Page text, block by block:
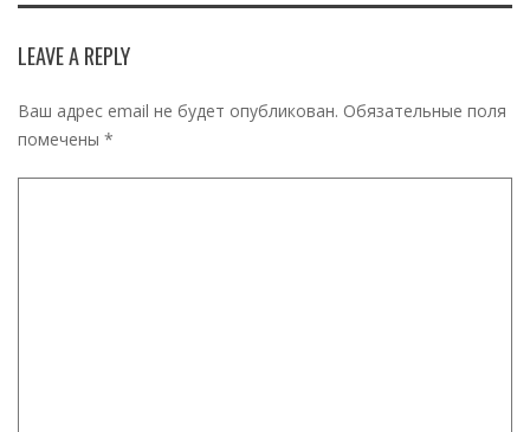
LEAVE A REPLY
Ваш адрес email не будет опубликован. Обязательные поля
помечены *